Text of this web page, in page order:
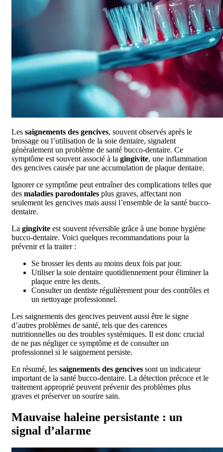
Les saignements des gencives, souvent observés après le
brossage ou l’utilisation de la soie dentaire, signalent
généralement un problème de santé bucco-dentaire. Ce
symptôme est souvent associé à la gingivite, une inflammation
des gencives causée par une accumulation de plaque dentaire.
Ignorer ce symptôme peut entraîner des complications telles que
des maladies parodontales plus graves, affectant non
seulement les gencives mais aussi l’ensemble de la santé bucco-
dentaire.
La gingivite est souvent réversible grâce à une bonne hygiène
bucco-dentaire. Voici quelques recommandations pour la
prévenir et la traiter :
Se brosser les dents au moins deux fois par jour.
Utiliser la soie dentaire quotidiennement pour éliminer la
plaque entre les dents.
Consulter un dentiste régulièrement pour des contrôles et
un nettoyage professionnel.
Les saignements des gencives peuvent aussi être le signe
d’autres problèmes de santé, tels que des carences
nutritionnelles ou des troubles systémiques. Il est donc crucial
de ne pas négliger ce symptôme et de consulter un
professionnel si le saignement persiste.
En résumé, les saignements des gencives sont un indicateur
important de la santé bucco-dentaire. La détection précoce et le
traitement approprié peuvent prévenir des problèmes plus
graves et préserver un sourire sain.
Mauvaise haleine persistante : un
signal d’alarme